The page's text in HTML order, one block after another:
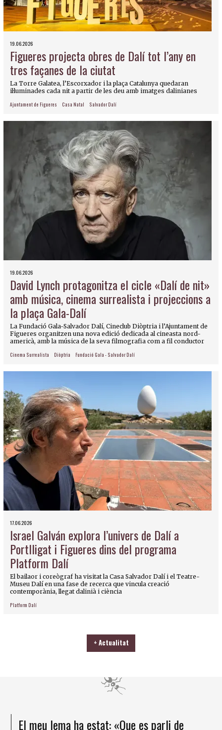
19.06.2026
Figueres projecta obres de Dalí tot l’any en
tres façanes de la ciutat
La Torre Galatea, l’Escorxador i la plaça Catalunya quedaran
il·luminades cada nit a partir de les deu amb imatges dalinianes
Ajuntament de Figueres Casa Natal Salvador Dalí
19.06.2026
David Lynch protagonitza el cicle «Dalí de nit»
amb música, cinema surrealista i projeccions a
la plaça Gala-Dalí
La Fundació Gala-Salvador Dalí, Cineclub Diòptria i l’Ajuntament de
Figueres organitzen una nova edició dedicada al cineasta nord-
americà, amb la música de la seva filmografia com a fil conductor
Cinema Surrealista Diòptria Fundació Gala - Salvador Dalí
17.06.2026
Israel Galván explora l’univers de Dalí a
Portlligat i Figueres dins del programa
Platform Dalí
El bailaor i coreògraf ha visitat la Casa Salvador Dalí i el Teatre-
Museu Dalí en una fase de recerca que vincula creació
contemporània, llegat dalinià i ciència
Platform Dalí
+ Actualitat
El meu lema ha estat: «Que es parli de